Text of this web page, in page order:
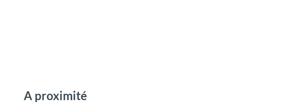
A proximité